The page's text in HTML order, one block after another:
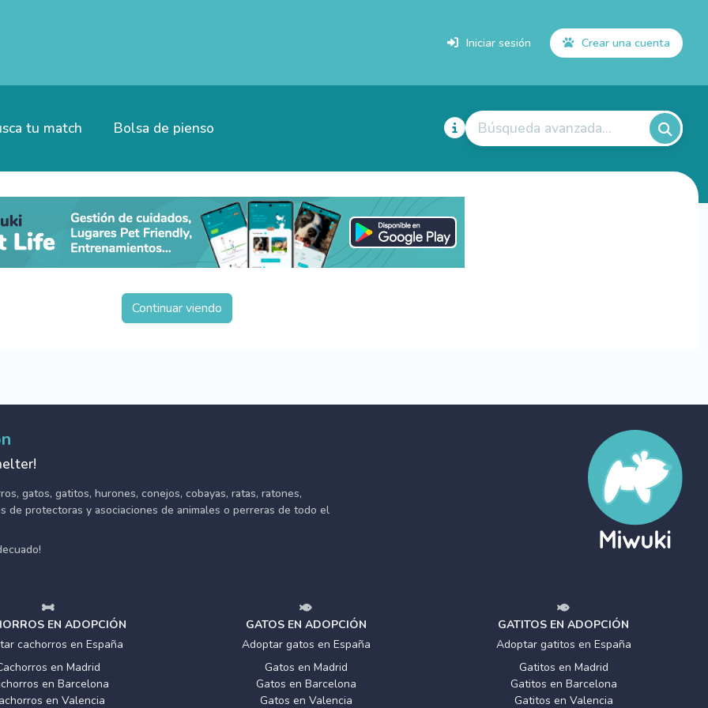
Iniciar sesión Crear una cuenta
tu match Bolsa de pienso Búsqueda avanzada...
Continuar viendo
gatos, gatitos, hurones, conejos, cobayas, ratas, ratones,
de protectoras y asociaciones de animales o perreras de todo el
EN ADOPCIÓN
cachorros en España
en Madrid
en Barcelona
en Valencia
GATOS EN ADOPCIÓN
Adoptar gatos en España
Gatos en Madrid
Gatos en Barcelona
Gatos en Valencia
GATITOS EN ADOPCIÓN
Adoptar gatitos en España
Gatitos en Madrid
Gatitos en Barcelona
Gatitos en Valencia